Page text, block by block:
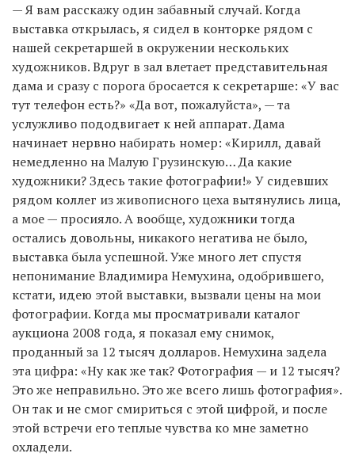
— Я вам расскажу один забавный случай. Когда
выставка открылась, я сидел в конторке рядом с
нашей секретаршей в окружении нескольких
художников. Вдруг в зал влетает представительная
дама и сразу с порога бросается к секретарше: «У вас
тут телефон есть?» «Да вот, пожалуйста», — та
услужливо пододвигает к ней аппарат. Дама
начинает нервно набирать номер: «Кирилл, давай
немедленно на Малую Грузинскую… Да какие
художники? Здесь такие фотографии!» У сидевших
рядом коллег из живописного цеха вытянулись лица,
а мое — просияло. А вообще, художники тогда
остались довольны, никакого негатива не было,
выставка была успешной. Уже много лет спустя
непонимание Владимира Немухина, одобрившего,
кстати, идею этой выставки, вызвали цены на мои
фотографии. Когда мы просматривали каталог
аукциона 2008 года, я показал ему снимок,
проданный за 12 тысяч долларов. Немухина задела
эта цифра: «Ну как же так? Фотография — и 12 тысяч?
Это же неправильно. Это же всего лишь фотография».
Он так и не смог смириться с этой цифрой, и после
этой встречи его теплые чувства ко мне заметно
охладели.